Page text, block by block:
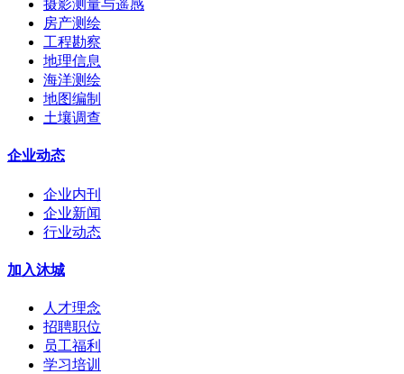
摄影测量与遥感
房产测绘
工程勘察
地理信息
海洋测绘
地图编制
土壤调查
企业动态
企业内刊
企业新闻
行业动态
加入沐城
人才理念
招聘职位
员工福利
学习培训